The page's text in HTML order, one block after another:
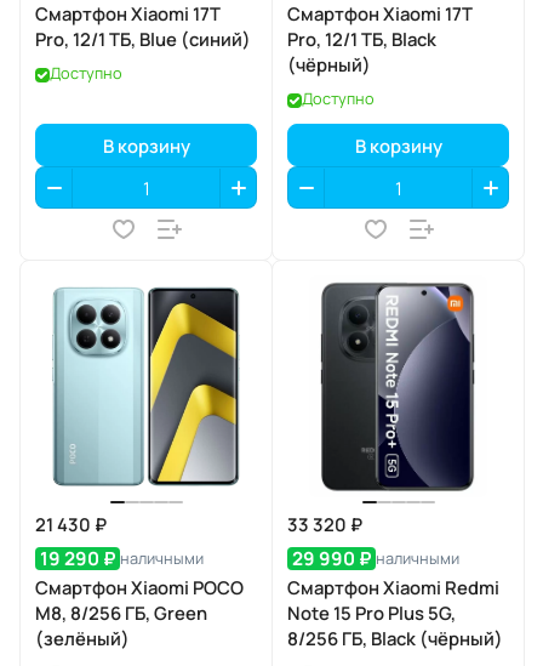
Смартфон Xiaomi 17T
Pro, 12/1 ТБ, Blue (синий)
Доступно
В корзину
Смартфон Xiaomi 17T
Pro, 12/1 ТБ, Black
(чёрный)
Доступно
В корзину
21 430 ₽
19 290 ₽ наличными
Смартфон Xiaomi POCO
M8, 8/256 ГБ, Green
(зелёный)
33 320 ₽
29 990 ₽ наличными
Смартфон Xiaomi Redmi
Note 15 Pro Plus 5G,
8/256 ГБ, Black (чёрный)